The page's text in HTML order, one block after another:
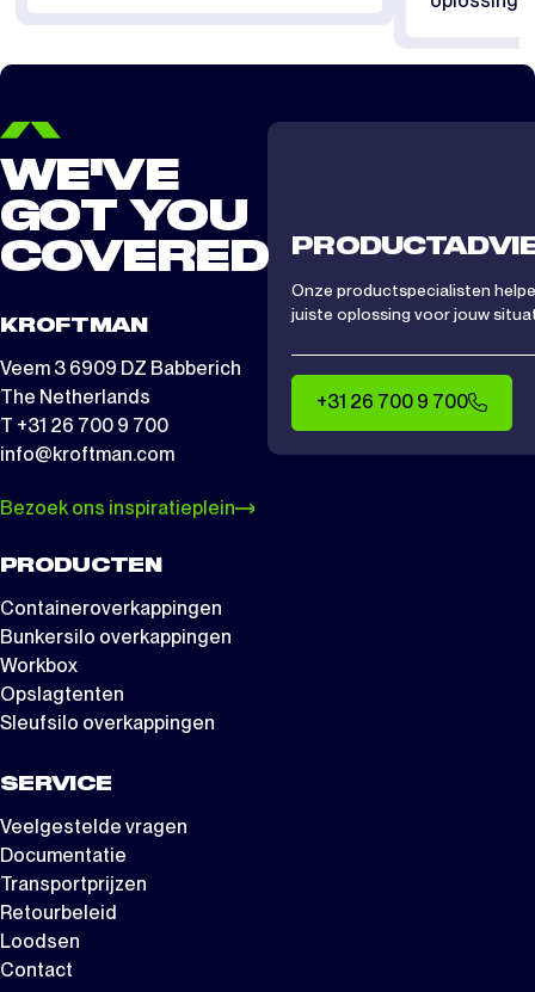
WE'VE
GOT YOU
COVERED
KROFTMAN
Veem 3 6909 DZ Babberich
The Netherlands
T +31 26 700 9 700
info@kroftman.com
Bezoek ons inspiratieplein
PRODUCTEN
Containeroverkappingen
Bunkersilo overkappingen
Workbox
Opslagtenten
Sleufsilo overkappingen
SERVICE
Veelgestelde vragen
Documentatie
Transportprijzen
Retourbeleid
Loodsen
Contact
Onze productspecialisten
juiste oplossing voor jouw
+31 26 700 9 700